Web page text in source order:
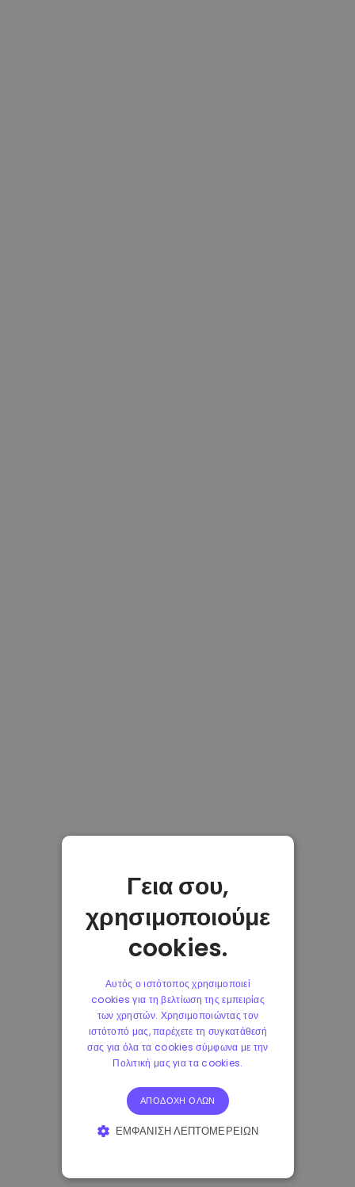
Γεια σου,
χρησιμοποιούμε
cookies.
Αυτός ο ιστότοπος χρησιμοποιεί
cookies για τη βελτίωση της εμπειρίας
των χρηστών. Χρησιμοποιώντας τον
ιστότοπό μας, παρέχετε τη συγκατάθεσή
σας για όλα τα cookies σύμφωνα με την
Πολιτική μας για τα cookies.
ΑΠΟΔΟΧΉ ΌΛΩΝ
ΕΜΦΆΝΙΣΗ ΛΕΠΤΟΜΕΡΕΙΏΝ